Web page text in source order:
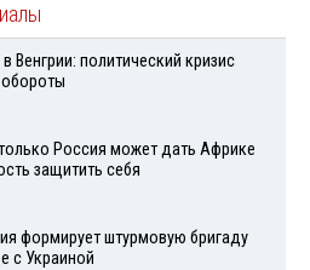
Венгрии: политический кризис
Россия может дать Африке
защитить себя
формирует штурмовую бригаду
с Украиной